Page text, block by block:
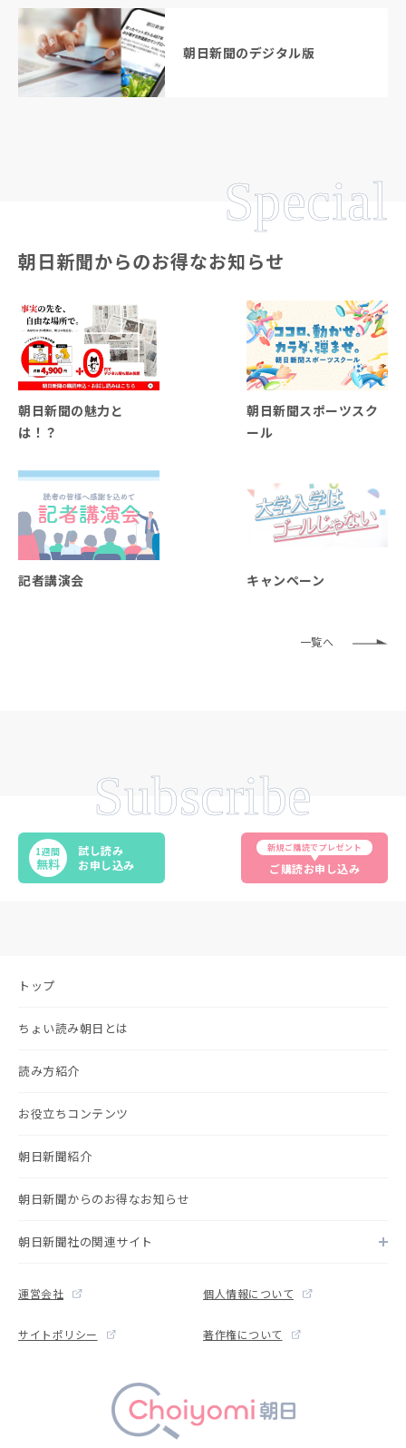
朝日新聞のデジタル版
Special
朝日新聞からのお得なお知らせ
朝日新聞の魅力と
は！？
朝日新聞スポーツスク
ール
記者講演会 キャンペーン
一覧へ
Subscribe
1週間
無料
試し読み
お申し込み
新規ご購読でプレゼント
ご購読お申し込み
トップ
ちょい読み朝日とは
読み方紹介
お役立ちコンテンツ
朝日新聞紹介
朝日新聞からのお得なお知らせ
朝日新聞社の関連サイト
運営会社 個人情報について
サイトポリシー 著作権について